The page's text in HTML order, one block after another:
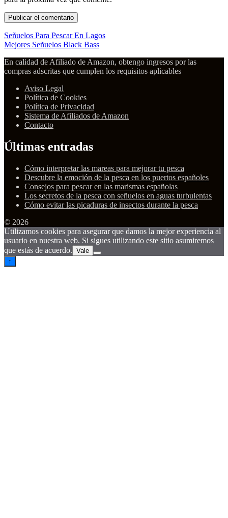
Señuelos Para Pescar En Lagos
Mejores Señuelos Black Bass
En calidad de Afiliado de Amazon, obtengo ingresos por las
compras adscritas que cumplen los requisitos aplicables
Aviso Legal
Política de Cookies
Política de Privacidad
Sistema de Afiliados de Amazon
Contacto
Últimas entradas
Cómo interpretar las mareas para mejorar tu pesca
Descubre la emoción de la pesca en los puertos españoles
Consejos para pescar en las marismas españolas
Los secretos de la pesca con señuelos en aguas turbulentas
Cómo evitar las picaduras de insectos durante la pesca
© 2026
Utilizamos cookies para asegurar que damos la mejor experiencia al
usuario en nuestra web. Si sigues utilizando este sitio asumiremos
que estás de acuerdo. Vale
↑